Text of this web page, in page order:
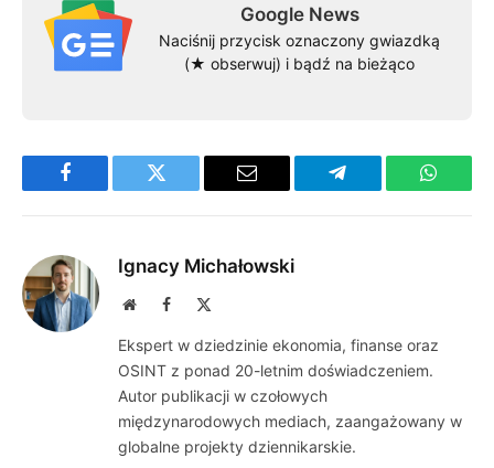
Google News
Naciśnij przycisk oznaczony gwiazdką
(★ obserwuj) i bądź na bieżąco
Facebook Twitter Email Telegram
Ignacy Michałowski
WebsiteFacebook
Ekspert w dziedzinie ekonomia, finanse oraz
OSINT z ponad 20-letnim doświadczeniem.
Autor publikacji w czołowych
międzynarodowych mediach, zaangażowany w
globalne projekty dziennikarskie.